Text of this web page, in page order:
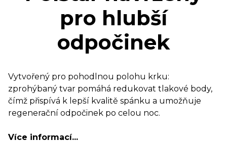
pro hlubší
odpočinek
Vytvořený pro pohodlnou polohu krku:
zprohýbaný tvar pomáhá redukovat tlakové body,
čímž přispívá k lepší kvalitě spánku a umožňuje
regenerační odpočinek po celou noc.
Více informací...